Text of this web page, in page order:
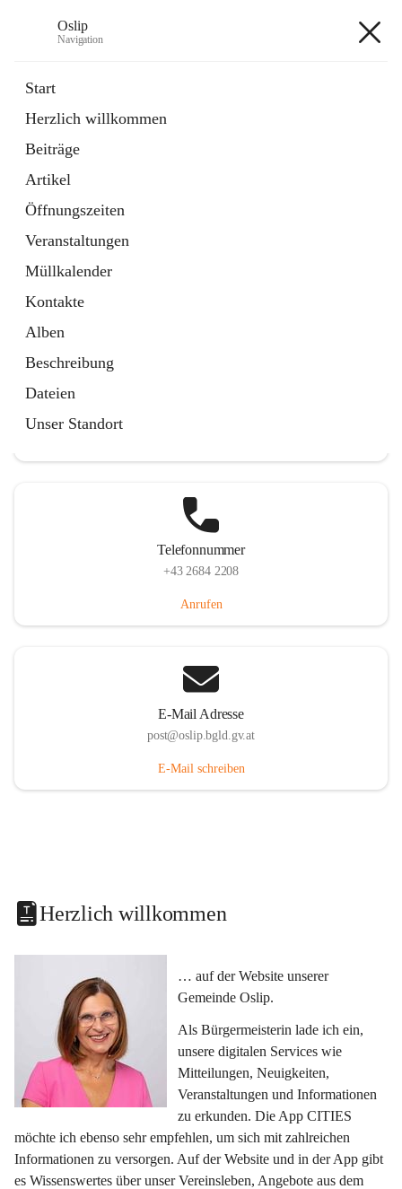
Oslip
Navigation
Start
Herzlich willkommen
Beiträge
Artikel
Öffnungszeiten
Veranstaltungen
Müllkalender
Kontakte
Alben
Beschreibung
Dateien
Unser Standort
Externe Webseite
in
Tab
Bundeskanzleramt Österreich
Externe Webseite
öffnet
in
neuem
Tab
Telefonnummer
+43 2684 2208
Anrufen
E-Mail Adresse
post@oslip.bgld.gv.at
E-Mail schreiben
Herzlich willkommen
… auf der Website unserer
Gemeinde Oslip.
Als Bürgermeisterin lade ich ein,
unsere digitalen Services wie
Mitteilungen, Neuigkeiten,
Veranstaltungen und Informationen
zu erkunden. Die App CITIES
möchte ich ebenso sehr empfehlen, um sich mit zahlreichen
Informationen zu versorgen. Auf der Website und in der App gibt
es Wissenswertes über unser Vereinsleben, Angebote aus dem